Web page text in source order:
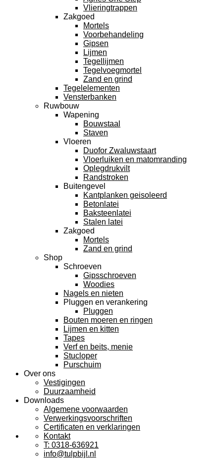
Vlieringtrappen
Zakgoed
Mortels
Voorbehandeling
Gipsen
Lijmen
Tegellijmen
Tegelvoegmortel
Zand en grind
Tegelelementen
Vensterbanken
Ruwbouw
Wapening
Bouwstaal
Staven
Vloeren
Duofor Zwaluwstaart
Vloerluiken en matomranding
Oplegdrukvilt
Randstroken
Buitengevel
Kantplanken geisoleerd
Betonlatei
Baksteenlatei
Stalen latei
Zakgoed
Mortels
Zand en grind
Shop
Schroeven
Gipsschroeven
Woodies
Nagels en nieten
Pluggen en verankering
Pluggen
Bouten moeren en ringen
Lijmen en kitten
Tapes
Verf en beits, menie
Stucloper
Purschuim
Over ons
Vestigingen
Duurzaamheid
Downloads
Algemene voorwaarden
Verwerkingsvoorschriften
Certificaten en verklaringen
Kontakt
T: 0318-636921
info@tulpbijl.nl